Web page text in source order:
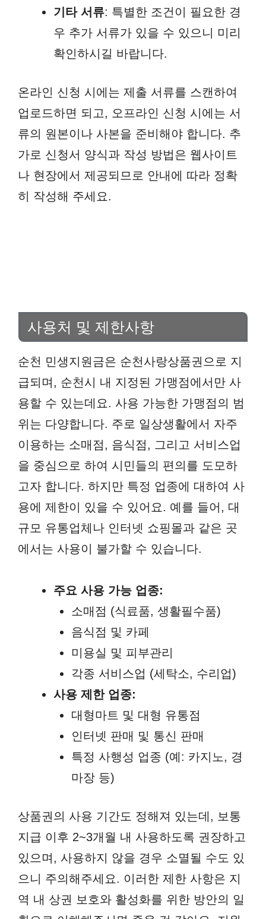
기타 서류: 특별한 조건이 필요한 경
우 추가 서류가 있을 수 있으니 미리
확인하시길 바랍니다.
온라인 신청 시에는 제출 서류를 스캔하여
업로드하면 되고, 오프라인 신청 시에는 서
류의 원본이나 사본을 준비해야 합니다. 추
가로 신청서 양식과 작성 방법은 웹사이트
나 현장에서 제공되므로 안내에 따라 정확
히 작성해 주세요.
사용처 및 제한사항
순천 민생지원금은 순천사랑상품권으로 지
급되며, 순천시 내 지정된 가맹점에서만 사
용할 수 있는데요. 사용 가능한 가맹점의 범
위는 다양합니다. 주로 일상생활에서 자주
이용하는 소매점, 음식점, 그리고 서비스업
을 중심으로 하여 시민들의 편의를 도모하
고자 합니다. 하지만 특정 업종에 대하여 사
용에 제한이 있을 수 있어요. 예를 들어, 대
규모 유통업체나 인터넷 쇼핑몰과 같은 곳
에서는 사용이 불가할 수 있습니다.
주요 사용 가능 업종:
소매점 (식료품, 생활필수품)
음식점 및 카페
미용실 및 피부관리
각종 서비스업 (세탁소, 수리업)
사용 제한 업종:
대형마트 및 대형 유통점
인터넷 판매 및 통신 판매
특정 사행성 업종 (예: 카지노, 경
마장 등)
상품권의 사용 기간도 정해져 있는데, 보통
지급 이후 2~3개월 내 사용하도록 권장하고
있으며, 사용하지 않을 경우 소멸될 수도 있
으니 주의해주세요. 이러한 제한 사항은 지
역 내 상권 보호와 활성화를 위한 방안의 일